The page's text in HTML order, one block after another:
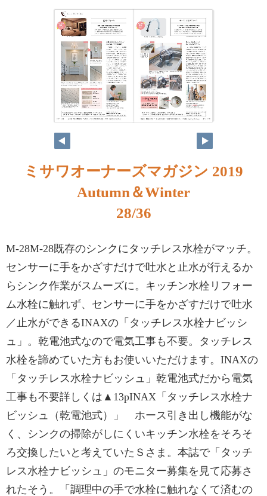
ミサワオーナーズマガジン 2019
Autumn＆Winter
28/36
M-28M-28既存のシンクにタッチレス水栓がマッチ。
センサーに手をかざすだけで吐水と止水が行えるか
らシンク作業がスムーズに。キッチン水栓リフォー
ム水栓に触れず、センサーに手をかざすだけで吐水
／止水ができるINAXの「タッチレス水栓ナビッシ
ュ」。乾電池式なので電気工事も不要。タッチレス
水栓を諦めていた方もお使いいただけます。INAXの
「タッチレス水栓ナビッシュ」乾電池式だから電気
工事も不要詳しくは▲13pINAX「タッチレス水栓ナ
ビッシュ（乾電池式）」 ホース引き出し機能がな
く、シンクの掃除がしにくいキッチン水栓をそろそ
ろ交換したいと考えていたＳさま。本誌で「タッチ
レス水栓ナビッシュ」のモニター募集を見て応募さ
れたそう。「調理中の手で水栓に触れなくて済むの